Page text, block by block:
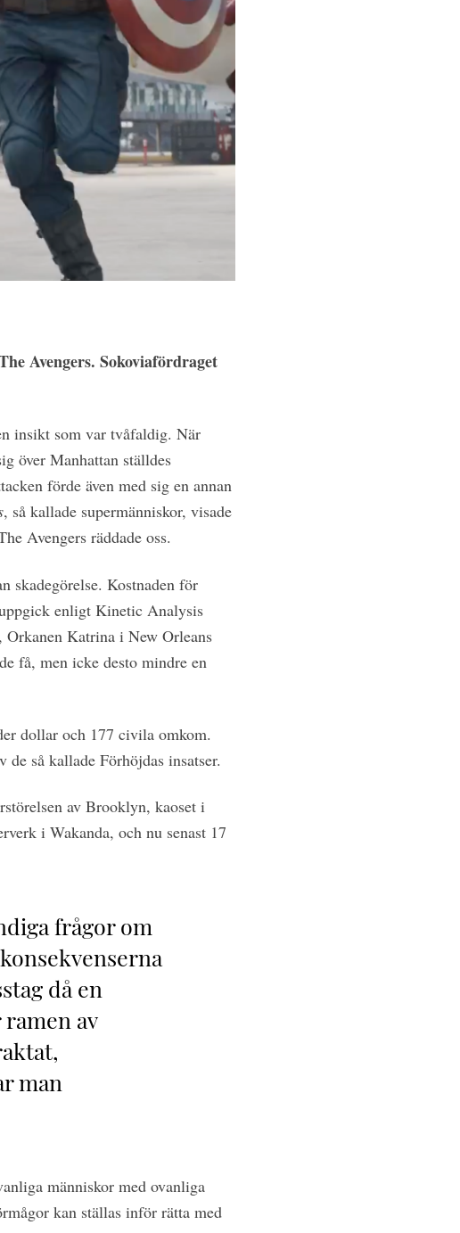
Avengers. Sokoviafördraget
insikt som var tvåfaldig. När
över Manhattan ställdes
förde även med sig en annan
, så kallade supermänniskor, visade
Avengers räddade oss.
skadegörelse. Kostnaden för
enligt Kinetic Analysis
Orkanen Katrina i New Orleans
få, men icke desto mindre en
dollar och 177 civila omkom.
så kallade Förhöjdas insatser.
av Brooklyn, kaoset i
i Wakanda, och nu senast 17
frågor om
då en
av
man
människor med ovanliga
kan ställas inför rätta med